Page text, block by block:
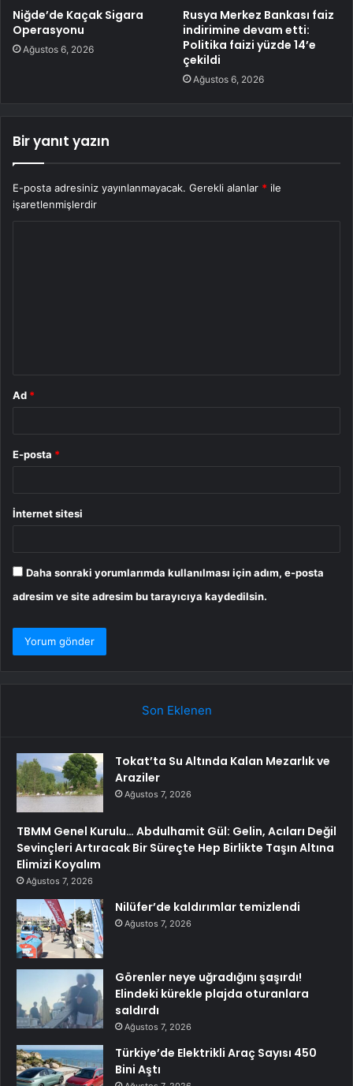
Niğde’de Kaçak Sigara
Operasyonu
Ağustos 6, 2026
Rusya Merkez Bankası faiz
indirimine devam etti:
Politika faizi yüzde 14’e
çekildi
Ağustos 6, 2026
Bir yanıt yazın
E-posta adresiniz yayınlanmayacak. Gerekli alanlar * ile
işaretlenmişlerdir
Ad *
E-posta *
İnternet sitesi
Daha sonraki yorumlarımda kullanılması için adım, e-posta
adresim ve site adresim bu tarayıcıya kaydedilsin.
Son Eklenen
Tokat’ta Su Altında Kalan Mezarlık ve
Araziler
Ağustos 7, 2026
TBMM Genel Kurulu… Abdulhamit Gül: Gelin, Acıları Değil
Sevinçleri Artıracak Bir Süreçte Hep Birlikte Taşın Altına
Elimizi Koyalım
Ağustos 7, 2026
Nilüfer’de kaldırımlar temizlendi
Ağustos 7, 2026
Görenler neye uğradığını şaşırdı!
Elindeki kürekle plajda oturanlara
saldırdı
Ağustos 7, 2026
Türkiye’de Elektrikli Araç Sayısı 450
Bini Aştı